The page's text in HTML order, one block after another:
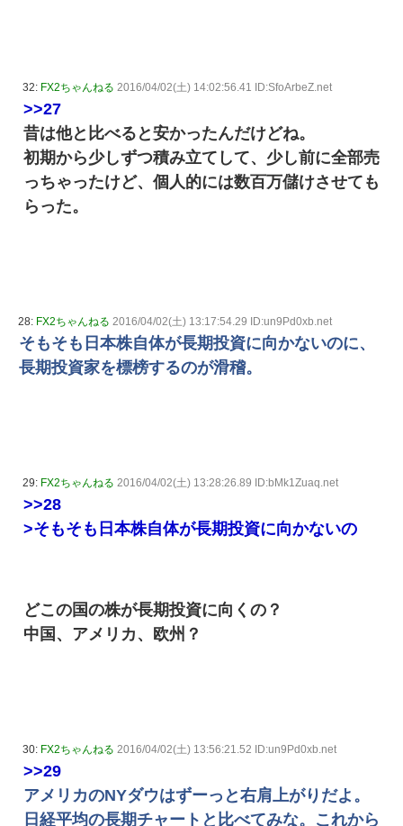
32: FX2ちゃんねる 2016/04/02(土) 14:02:56.41 ID:SfoArbeZ.net
>>27
昔は他と比べると安かったんだけどね。
初期から少しずつ積み立てして、少し前に全部売
っちゃったけど、個人的には数百万儲けさせても
らった。
28: FX2ちゃんねる 2016/04/02(土) 13:17:54.29 ID:un9Pd0xb.net
そもそも日本株自体が長期投資に向かないのに、
長期投資家を標榜するのが滑稽。
29: FX2ちゃんねる 2016/04/02(土) 13:28:26.89 ID:bMk1Zuaq.net
>>28
>そもそも日本株自体が長期投資に向かないの
どこの国の株が長期投資に向くの？
中国、アメリカ、欧州？
30: FX2ちゃんねる 2016/04/02(土) 13:56:21.52 ID:un9Pd0xb.net
>>29
アメリカのNYダウはずーっと右肩上がりだよ。
日経平均の長期チャートと比べてみな。これから